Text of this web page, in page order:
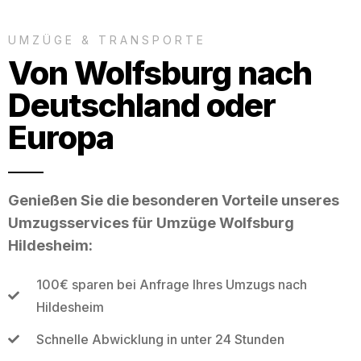
UMZÜGE & TRANSPORTE
Von Wolfsburg nach
Deutschland oder
Europa
Genießen Sie die besonderen Vorteile unseres
Umzugsservices für Umzüge Wolfsburg
Hildesheim:
100€ sparen bei Anfrage Ihres Umzugs nach
Hildesheim
Schnelle Abwicklung in unter 24 Stunden